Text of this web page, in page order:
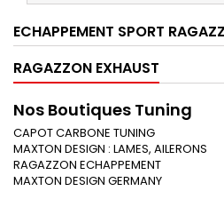
ECHAPPEMENT SPORT
RAGAZZON EXHAUST
Nos Boutiques Tuning
CAPOT CARBONE TUNING
MAXTON DESIGN : LAMES, AILERONS
RAGAZZON ECHAPPEMENT
MAXTON DESIGN GERMANY